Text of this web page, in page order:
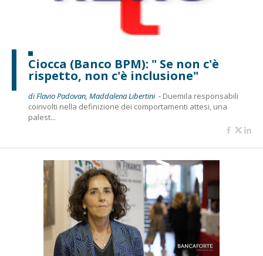
Ciocca (Banco BPM): " Se non c'è
rispetto, non c'è inclusione"
di Flavio Padovan, Maddalena Libertini - Duemila responsabili
coinvolti nella definizione dei comportamenti attesi, una
palest...